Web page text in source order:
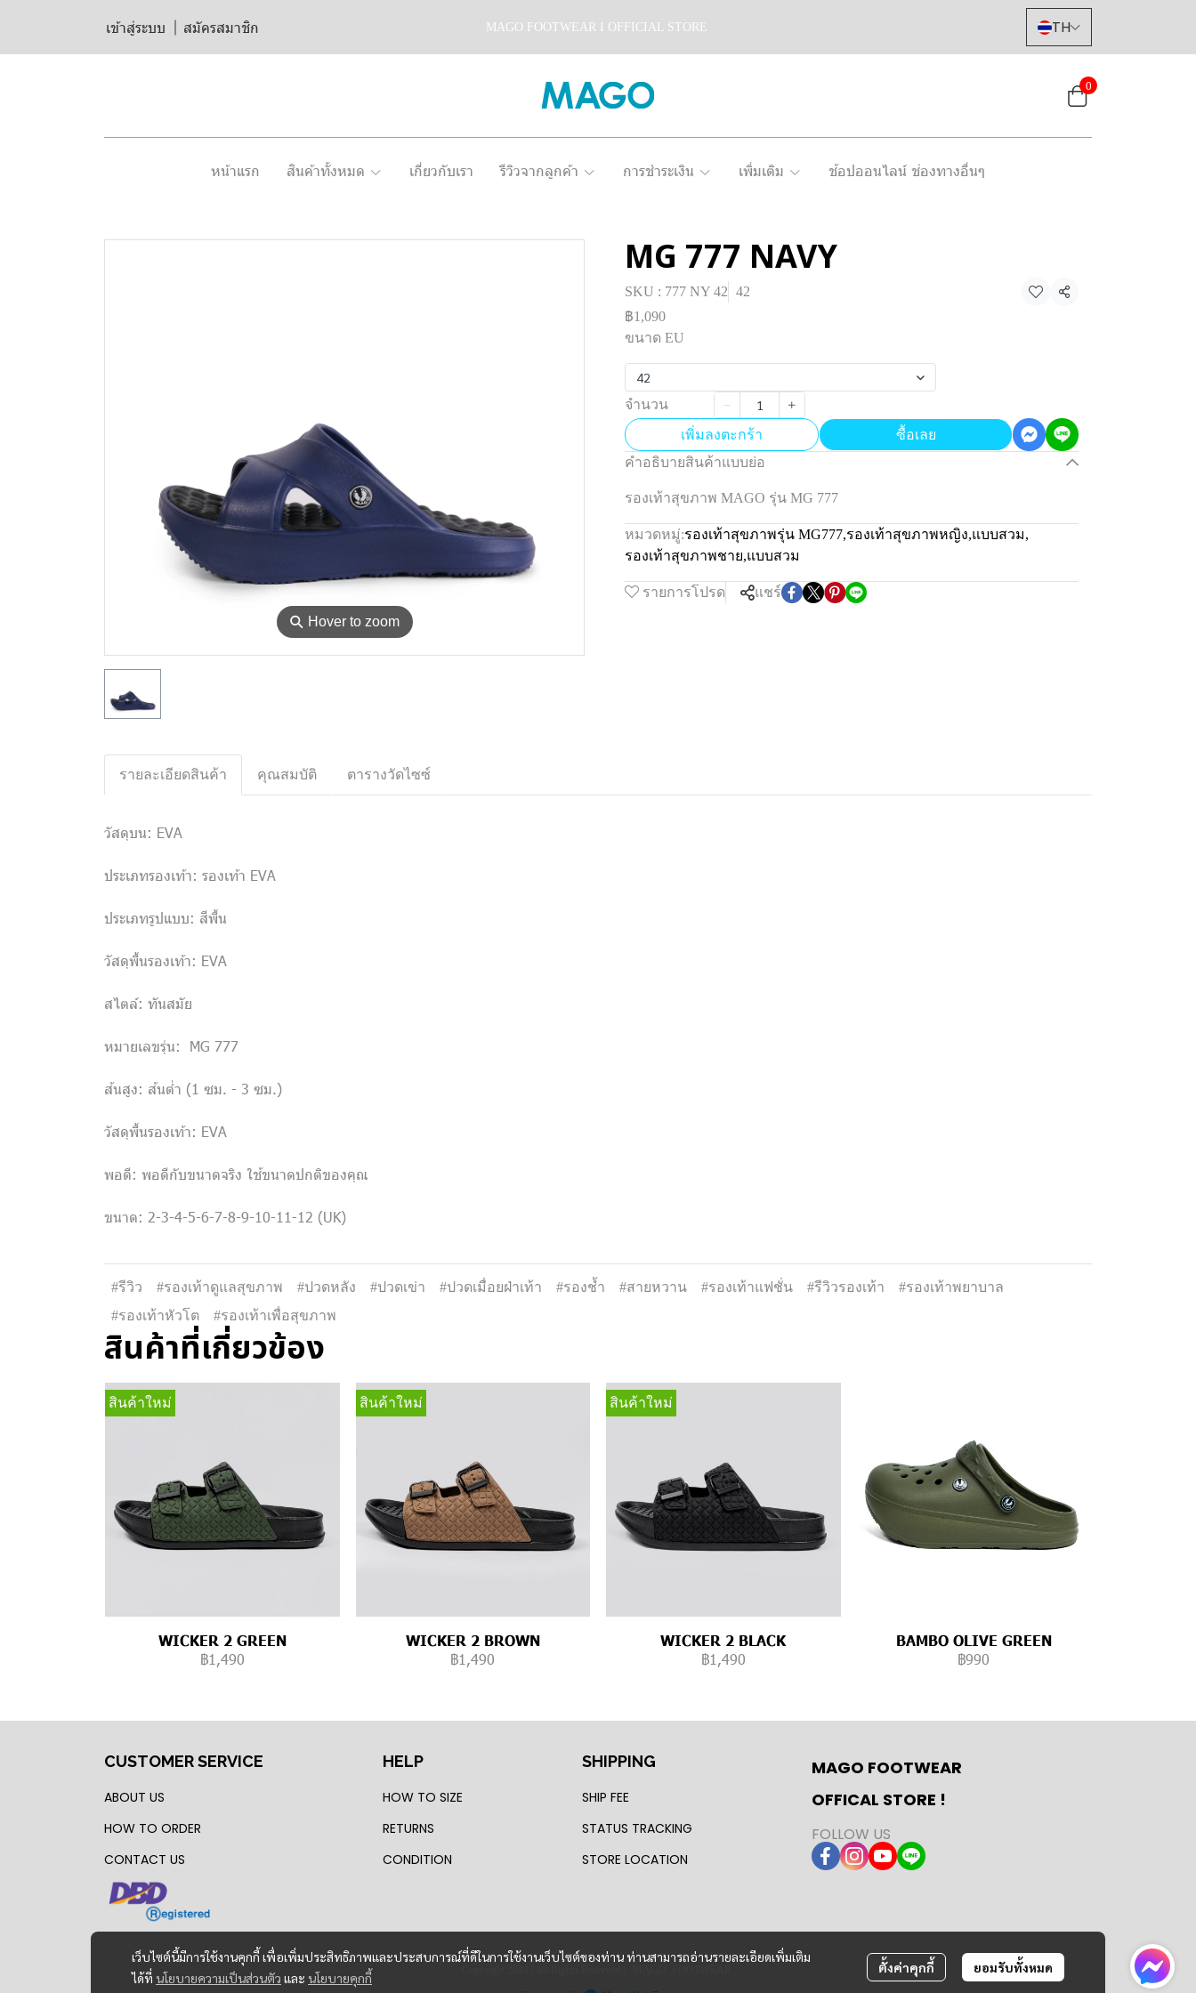
เข้าสู่ระบบ สมัครสมาชิก MAGO FOOTWEAR I OFFICIAL STORE TH
0
หน้าแรก สินค้าทั้งหมด เกี่ยวกับเรา รีวิวจากลูกค้า การชำระเงิน เพิ่มเติม ช้อปออนไลน์ ช่องทางอื่นๆ
⚲ Hover to zoom
MG 777 NAVY
SKU : 777 NY 42 42
แชร์
฿1,090
ขนาด EU
42
จำนวน
เพิ่มลงตะกร้า
ซื้อเลย
คำอธิบายสินค้าแบบย่อ
รองเท้าสุขภาพ MAGO รุ่น MG 777
หมวดหมู่:รองเท้าสุขภาพรุ่น MG777,รองเท้าสุขภาพหญิง,แบบสวม,
รองเท้าสุขภาพชาย,แบบสวม
รายการโปรด แชร์
รายละเอียดสินค้า คุณสมบัติ ตารางวัดไซซ์
วัสดุบน: EVA
ประเภทรองเท้า: รองเท้า EVA
ประเภทรูปแบบ: สีพื้น
วัสดุพื้นรองเท้า: EVA
สไตล์: ทันสมัย
หมายเลขรุ่น: MG 777
ส้นสูง: ส้นต่ำ (1 ซม. - 3 ซม.)
วัสดุพื้นรองเท้า: EVA
พอดี: พอดีกับขนาดจริง ใช้ขนาดปกติของคุณ
ขนาด: 2-3-4-5-6-7-8-9-10-11-12 (UK)
#รีวิว #รองเท้าดูแลสุขภาพ #ปวดหลัง #ปวดเข่า #ปวดเมื่อยฝ่าเท้า #รองช้ำ #สายหวาน #รองเท้าแฟชั่น #รีวิวรองเท้า
#รองเท้าพยาบาล
#รองเท้าหัวโต
#รองเท้าเพื่อสุขภาพ
สินค้าที่เกี่ยวข้อง
สินค้าใหม่
WICKER 2 GREEN
฿1,490
สินค้าใหม่
WICKER 2 BROWN
฿1,490
สินค้าใหม่
WICKER 2 BLACK
฿1,490
BAMBO OLIVE GREEN
฿990
เว็บไซต์นี้มีการใช้งานคุกกี้ เพื่อเพิ่มประสิทธิภาพและประสบการณ์ที่ดีในการใช้งานเว็บไซต์ของท่าน ท่านสามารถอ่านรายละเอียดเพิ่มเติม
ได้ที่ นโยบายความเป็นส่วนตัว และ นโยบายคุกกี้
ตั้งค่าคุกกี้ ยอมรับทั้งหมด
CUSTOMER SERVICE
ABOUT US
HOW TO ORDER
CONTACT US
HELP
HOW TO SIZE
RETURNS
CONDITION
SHIPPING
SHIP FEE
STATUS TRACKING
STORE LOCATION
MAGO FOOTWEAR
OFFICAL STORE !
FOLLOW US